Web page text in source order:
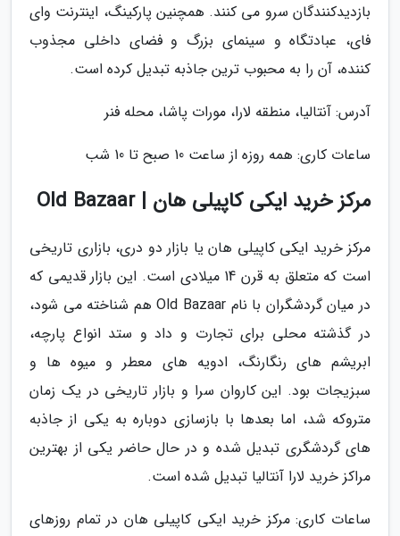
بازدیدکنندگان سرو می کنند. همچنین پارکینگ، اینترنت وای
فای، عبادتگاه و سینمای بزرگ و فضای داخلی مجذوب
کننده، آن را به محبوب ترین جاذبه تبدیل کرده است.
آدرس: آنتالیا، منطقه لارا، مورات پاشا، محله فنر
ساعات کاری: همه روزه از ساعت 10 صبح تا 10 شب
مرکز خرید ایکی کاپیلی هان | Old Bazaar
مرکز خرید ایکی کاپیلی هان یا بازار دو دری، بازاری تاریخی
است که متعلق به قرن 14 میلادی است. این بازار قدیمی که
در میان گردشگران با نام Old Bazaar هم شناخته می شود،
در گذشته محلی برای تجارت و داد و ستد انواع پارچه،
ابریشم های رنگارنگ، ادویه های معطر و میوه ها و
سبزیجات بود. این کاروان سرا و بازار تاریخی در یک زمان
متروکه شد، اما بعدها با بازسازی دوباره به یکی از جاذبه
های گردشگری تبدیل شده و در حال حاضر یکی از بهترین
مراکز خرید لارا آنتالیا تبدیل شده است.
ساعات کاری: مرکز خرید ایکی کاپیلی هان در تمام روزهای